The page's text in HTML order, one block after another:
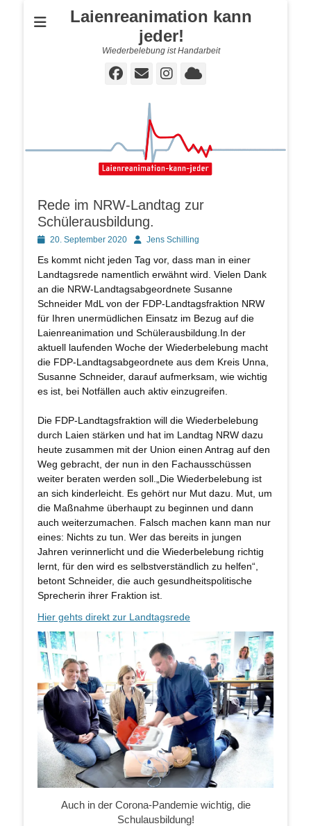
Laienreanimation kann
jeder!
Wiederbelebung ist Handarbeit
Facebook
E-
Instagram
Cloud
Rede im NRW-Landtag zur
Schülerausbildung.
Posted20. September 2020 AutorJens Schilling
Es kommt nicht jeden Tag vor, dass man in einer
Landtagsrede namentlich erwähnt wird. Vielen Dank
an die NRW-Landtagsabgeordnete Susanne
Schneider MdL von der FDP-Landtagsfraktion NRW
für Ihren unermüdlichen Einsatz im Bezug auf die
Laienreanimation und Schülerausbildung.In der
aktuell laufenden Woche der Wiederbelebung macht
die FDP-Landtagsabgeordnete aus dem Kreis Unna,
Susanne Schneider, darauf aufmerksam, wie wichtig
es ist, bei Notfällen auch aktiv einzugreifen.
Die FDP-Landtagsfraktion will die Wiederbelebung
durch Laien stärken und hat im Landtag NRW dazu
heute zusammen mit der Union einen Antrag auf den
Weg gebracht, der nun in den Fachausschüssen
weiter beraten werden soll.„Die Wiederbelebung ist
an sich kinderleicht. Es gehört nur Mut dazu. Mut, um
die Maßnahme überhaupt zu beginnen und dann
auch weiterzumachen. Falsch machen kann man nur
eines: Nichts zu tun. Wer das bereits in jungen
Jahren verinnerlicht und die Wiederbelebung richtig
lernt, für den wird es selbstverständlich zu helfen“,
betont Schneider, die auch gesundheitspolitische
Sprecherin ihrer Fraktion ist.
Hier gehts direkt zur Landtagsrede
Auch in der Corona-Pandemie wichtig, die
Schulausbildung!